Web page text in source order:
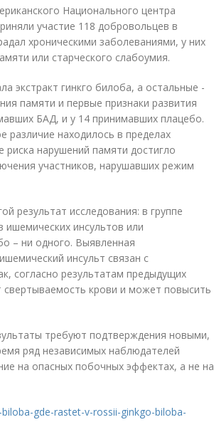
Национального центра
участие 118 добровольцев в
хроническими заболеваниями, у них
или старческого слабоумия.
экстракт гинкго билоба, а остальные -
памяти и первые признаки развития
БАД, и у 14 принимавших плацебо.
различие находилось в пределах
нарушений памяти достигло
участников, нарушавших режим
результат исследования: в группе
инсультов или
– ни одного. Выявленная
инсульт связан с
согласно результатам предыдущих
свертываемость крови и может повысить
требуют подтверждения новыми,
ряд независимых наблюдателей
на опасных побочных эффектах, а не на
gde-rastet-v-rossii-ginkgo-biloba-